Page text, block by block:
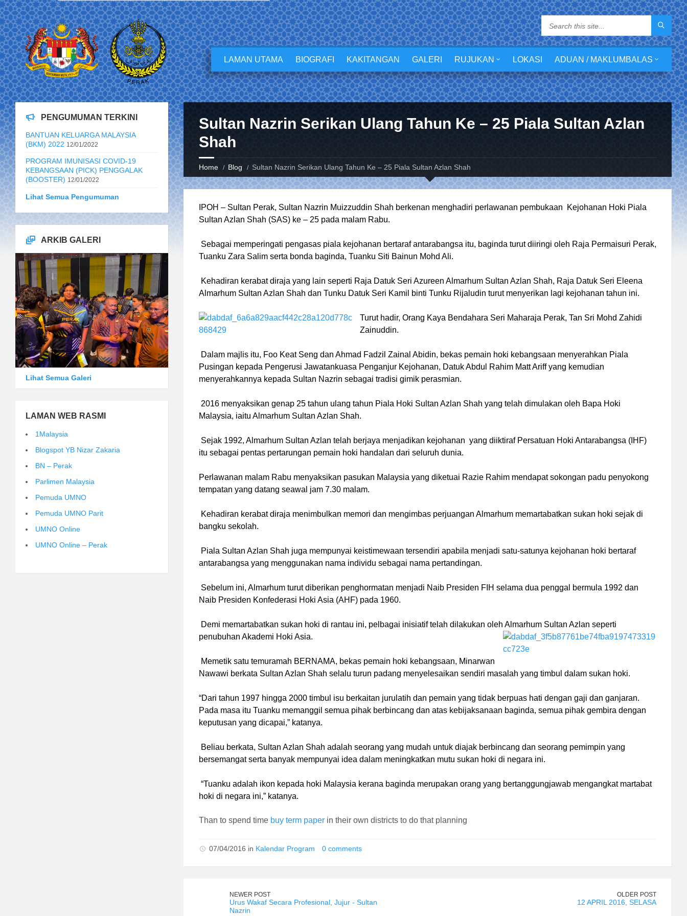
LAMAN UTAMA BIOGRAFI KAKITANGAN GALERI RUJUKAN LOKASI ADUAN / MAKLUMBALAS
Sultan Nazrin Serikan Ulang Tahun Ke – 25 Piala Sultan Azlan
Shah
Home Blog Sultan Nazrin Serikan Ulang Tahun Ke – 25 Piala Sultan Azlan Shah
IPOH – Sultan Perak, Sultan Nazrin Muizzuddin Shah berkenan menghadiri perlawanan pembukaan Kejohanan Hoki Piala
Sultan Azlan Shah (SAS) ke – 25 pada malam Rabu.
Sebagai memperingati pengasas piala kejohanan bertaraf antarabangsa itu, baginda turut diiringi oleh Raja Permaisuri Perak,
Tuanku Zara Salim serta bonda baginda, Tuanku Siti Bainun Mohd Ali.
Kehadiran kerabat diraja yang lain seperti Raja Datuk Seri Azureen Almarhum Sultan Azlan Shah, Raja Datuk Seri Eleena
Almarhum Sultan Azlan Shah dan Tunku Datuk Seri Kamil binti Tunku Rijaludin turut menyerikan lagi kejohanan tahun ini.
Turut hadir, Orang Kaya Bendahara Seri Maharaja Perak, Tan Sri Mohd Zahidi
Zainuddin.
Dalam majlis itu, Foo Keat Seng dan Ahmad Fadzil Zainal Abidin, bekas pemain hoki kebangsaan menyerahkan Piala
Pusingan kepada Pengerusi Jawatankuasa Penganjur Kejohanan, Datuk Abdul Rahim Matt Ariff yang kemudian
menyerahkannya kepada Sultan Nazrin sebagai tradisi gimik perasmian.
2016 menyaksikan genap 25 tahun ulang tahun Piala Hoki Sultan Azlan Shah yang telah dimulakan oleh Bapa Hoki
Malaysia, iaitu Almarhum Sultan Azlan Shah.
Sejak 1992, Almarhum Sultan Azlan telah berjaya menjadikan kejohanan yang diiktiraf Persatuan Hoki Antarabangsa (IHF)
itu sebagai pentas pertarungan pemain hoki handalan dari seluruh dunia.
Perlawanan malam Rabu menyaksikan pasukan Malaysia yang diketuai Razie Rahim mendapat sokongan padu penyokong
tempatan yang datang seawal jam 7.30 malam.
Kehadiran kerabat diraja menimbulkan memori dan mengimbas perjuangan Almarhum memartabatkan sukan hoki sejak di
bangku sekolah.
Piala Sultan Azlan Shah juga mempunyai keistimewaan tersendiri apabila menjadi satu-satunya kejohanan hoki bertaraf
antarabangsa yang menggunakan nama individu sebagai nama pertandingan.
Sebelum ini, Almarhum turut diberikan penghormatan menjadi Naib Presiden FIH selama dua penggal bermula 1992 dan
Naib Presiden Konfederasi Hoki Asia (AHF) pada 1960.
Demi memartabatkan sukan hoki di rantau ini, pelbagai inisiatif telah dilakukan oleh Almarhum Sultan Azlan seperti
penubuhan Akademi Hoki Asia.
Memetik satu temuramah BERNAMA, bekas pemain hoki kebangsaan, Minarwan
Nawawi berkata Sultan Azlan Shah selalu turun padang menyelesaikan sendiri masalah yang timbul dalam sukan hoki.
“Dari tahun 1997 hingga 2000 timbul isu berkaitan jurulatih dan pemain yang tidak berpuas hati dengan gaji dan ganjaran.
Pada masa itu Tuanku memanggil semua pihak berbincang dan atas kebijaksanaan baginda, semua pihak gembira dengan
keputusan yang dicapai,” katanya.
Beliau berkata, Sultan Azlan Shah adalah seorang yang mudah untuk diajak berbincang dan seorang pemimpin yang
bersemangat serta banyak mempunyai idea dalam meningkatkan mutu sukan hoki di negara ini.
“Tuanku adalah ikon kepada hoki Malaysia kerana baginda merupakan orang yang bertanggungjawab mengangkat martabat
hoki di negara ini,” katanya.
Than to spend time buy term paperin their own districts to do that planning
07/04/2016 in Kalendar Program 0 comments
NEWER POST
Urus Wakaf Secara Profesional, Jujur - Sultan
Nazrin
OLDER POST
12 APRIL 2016, SELASA
PENGUMUMAN TERKINI
BANTUAN KELUARGA MALAYSIA
(BKM) 2022 12/01/2022
PROGRAM IMUNISASI COVID-19
KEBANGSAAN (PICK) PENGGALAK
(BOOSTER) 12/01/2022
Lihat Semua Pengumuman
ARKIB GALERI
Lihat Semua Galeri
LAMAN WEB RASMI
1Malaysia
Blogspot YB Nizar Zakaria
BN – Perak
Parlimen Malaysia
Pemuda UMNO
Pemuda UMNO Parit
UMNO Online
UMNO Online – Perak